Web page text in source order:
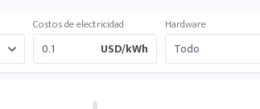
Costos de electricidad
USD/kWh
Hardware